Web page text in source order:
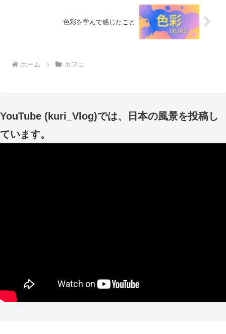
色彩を学んで感じたこと
ホーム カフェ
YouTube (kuri_Vlog)では、日本の風景を投稿し
ています。